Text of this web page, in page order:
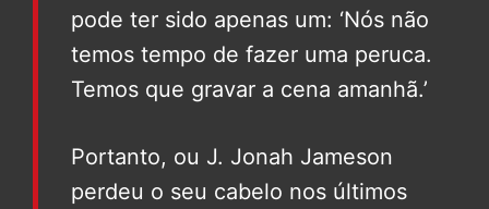
pode ter sido apenas um: ‘Nós não
temos tempo de fazer uma peruca.
Temos que gravar a cena amanhã.’
Portanto, ou J. Jonah Jameson
perdeu o seu cabelo nos últimos